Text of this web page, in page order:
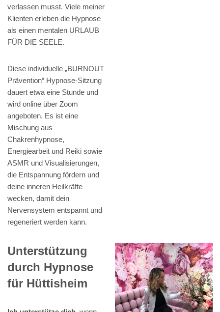
verlassen musst. Viele meiner
Klienten erleben die Hypnose
als einen mentalen URLAUB
FÜR DIE SEELE.
Diese individuelle „BURNOUT
Prävention“ Hypnose-Sitzung
dauert etwa eine Stunde und
wird online über Zoom
angeboten. Es ist eine
Mischung aus
Chakrenhypnose,
Energiearbeit und Reiki sowie
ASMR und Visualisierungen,
die Entspannung fördern und
deine inneren Heilkräfte
wecken, damit dein
Nervensystem entspannt und
regeneriert werden kann.
Unterstützung
durch Hypnose
für Hüttisheim